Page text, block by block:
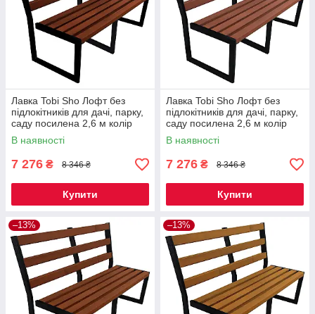
Лавка Tobi Sho Лофт без
підлокітників для дачі, парку,
саду посилена 2,6 м колір
каштан
В наявності
7 276 ₴ 8 346 ₴
Купити
Лавка Tobi Sho Лофт без
підлокітників для дачі, парку,
саду посилена 2,6 м колір
черешня
В наявності
7 276 ₴ 8 346 ₴
Купити
–13% –13%